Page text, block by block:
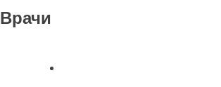
Врачи